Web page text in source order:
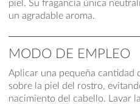
piel. Su fragancia única
un agradable aroma.
MODO DE EMPLEO
Aplicar una pequeña cantidad
sobre la piel del rostro,
nacimiento del cabello. Lavar